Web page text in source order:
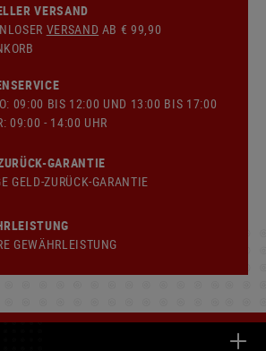
VERSAND
VERSAND AB € 99,90
09:00 BIS 12:00 UND 13:00 BIS 17:00
09:00 - 14:00 UHR
GARANTIE
GELD-ZURÜCK-GARANTIE
GEWÄHRLEISTUNG